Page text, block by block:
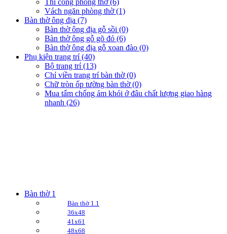
Thi công phòng thờ (6)
Vách ngăn phòng thờ (1)
Bàn thờ ông địa (7)
Bàn thờ ông địa gỗ sồi (0)
Bàn thờ ông gỗ gõ đỏ (6)
Bàn thờ ông địa gỗ xoan đào (0)
Phụ kiện trang trí (40)
Bộ trang trí (13)
Chỉ viền trang trí bàn thờ (0)
Chữ tròn ốp tường bàn thờ (0)
Mua tấm chống ám khói ở đâu chất lượng giao hàng
nhanh (26)
Bàn thờ 1
Bàn thờ 1.1
36x48
41x61
48x68